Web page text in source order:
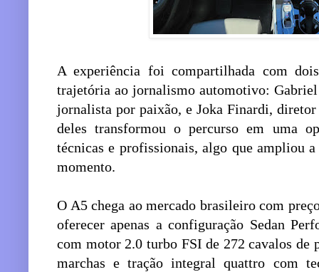
A experiência foi compartilhada com
trajetória ao jornalismo automotivo:
jornalista por paixão, e Joka Finardi,
deles transformou o percurso em uma
técnicas e profissionais, algo que ampliou
momento.
O A5 chega ao mercado brasileiro com
oferecer apenas a configuração Sedan
com motor 2.0 turbo FSI de 272 cavalos de
marchas e tração integral quattro com